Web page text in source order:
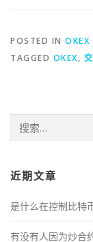
POSTED IN OKEX
TAGGED OKEX,
索：
近期文章
是什么在控制比特
有没有人因为炒合